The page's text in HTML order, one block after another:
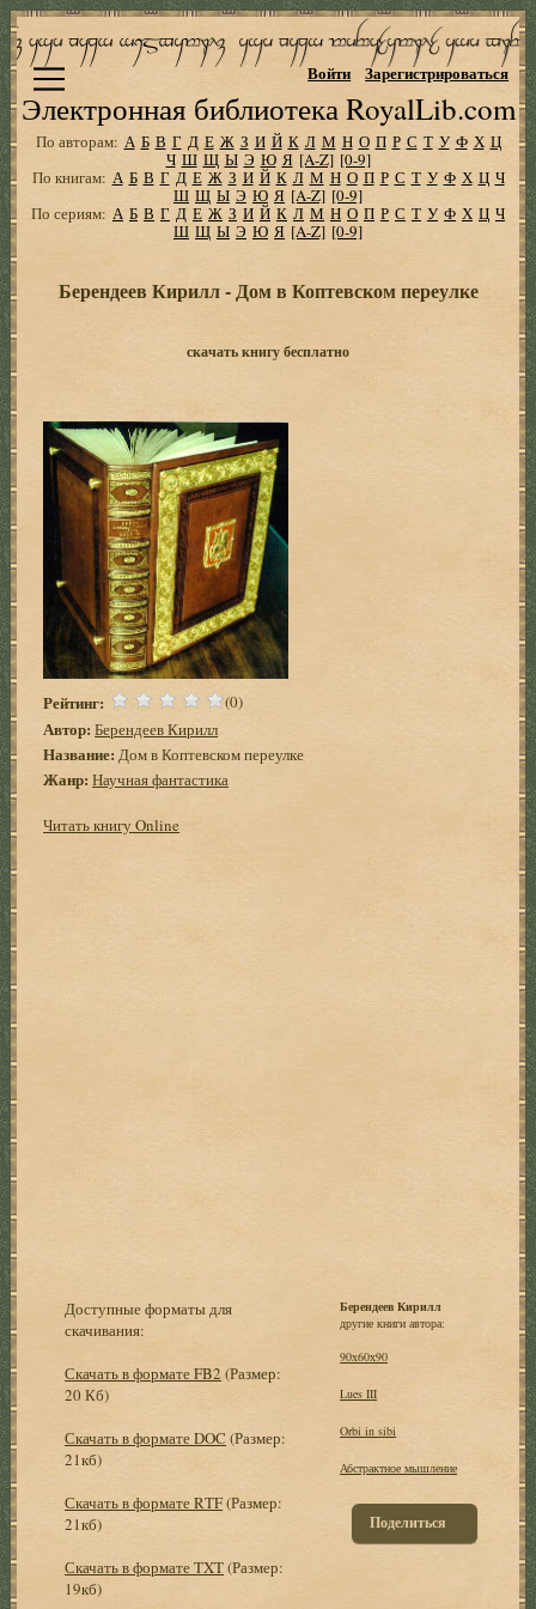
Электронная библиотека RoyalLib.com
Войти Зарегистрироваться
По авторам: А Б В Г Д Е Ж З И Й К Л М Н О П Р С Т У Ф Х Ц
Ч Ш Щ Ы Э Ю Я [A-Z] [0-9]
По книгам: А Б В Г Д Е Ж З И Й К Л М Н О П Р С Т У Ф Х Ц Ч
Ш Щ Ы Э Ю Я [A-Z] [0-9]
По сериям: А Б В Г Д Е Ж З И Й К Л М Н О П Р С Т У Ф Х Ц Ч
Ш Щ Ы Э Ю Я [A-Z] [0-9]
Берендеев Кирилл - Дом в Коптевском переулке
скачать книгу бесплатно
Рейтинг: (0)
Автор: Берендеев Кирилл
Название: Дом в Коптевском переулке
Жанр: Научная фантастика
Читать книгу Online
Доступные форматы для
скачивания:
Скачать в формате FB2 (Размер:
20 Кб)
Скачать в формате DOC (Размер:
21кб)
Скачать в формате RTF(Размер:
21кб)
Скачать в формате TXT(Размер:
19кб)
Берендеев Кирилл
другие книги автора:
90х60х90
Lues III
Orbi in sibi
Абстрактное мышление
Поделиться